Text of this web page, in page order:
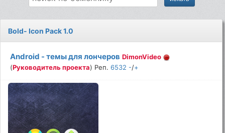
Bold- Icon Pack 1.0
Android - темы для лончеров DimonVideo
(Руководитель проекта) Реп.6532 -/+